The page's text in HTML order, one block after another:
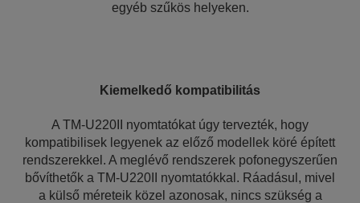
egyéb szűkös helyeken.
Kiemelkedő kompatibilitás
A TM-U220II nyomtatókat úgy tervezték, hogy
kompatibilisek legyenek az előző modellek köré épített
rendszerekkel. A meglévő rendszerek pofonegyszerűen
bővíthetők a TM-U220II nyomtatókkal. Ráadásul, mivel
a külső méreteik közel azonosak, nincs szükség a